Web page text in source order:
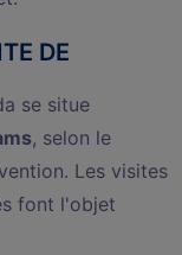
DE
se situe
, selon le
Les visites
font l'objet